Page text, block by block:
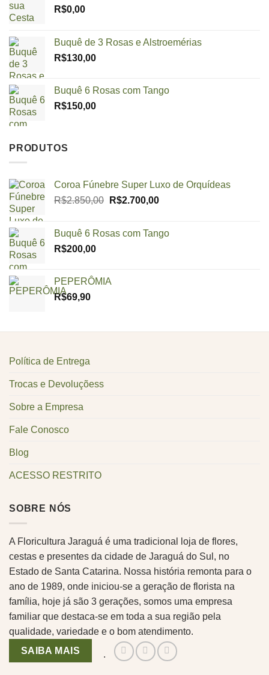
R$0,00
Buquê de 3 Rosas e Alstroemérias
R$130,00
Buquê 6 Rosas com Tango
R$150,00
PRODUTOS
Coroa Fúnebre Super Luxo de Orquídeas
R$2.850,00 O
era:
R$2.700,00O
é:
Buquê 6 Rosas com Tango
R$200,00
PEPERÔMIA
R$69,90
Política de Entrega
Trocas e Devoluçõess
Sobre a Empresa
Fale Conosco
Blog
ACESSO RESTRITO
SOBRE NÓS
A Floricultura Jaraguá é uma tradicional loja de flores,
cestas e presentes da cidade de Jaraguá do Sul, no
Estado de Santa Catarina. Nossa história remonta para o
ano de 1989, onde iniciou-se a geração de florista na
família, hoje já são 3 gerações, somos uma empresa
familiar que destaca-se em toda a sua região pela
qualidade, variedade e o bom atendimento.
SAIBA MAIS
.